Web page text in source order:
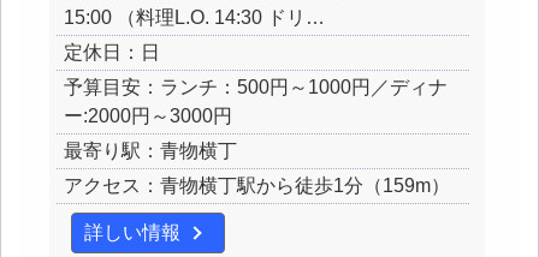
15:00 （料理L.O. 14:30 ドリ…
定休日：日
予算目安：ランチ：500円～1000円／ディナ
ー:2000円～3000円
最寄り駅：青物横丁
アクセス：青物横丁駅から徒歩1分（159m）
詳しい情報